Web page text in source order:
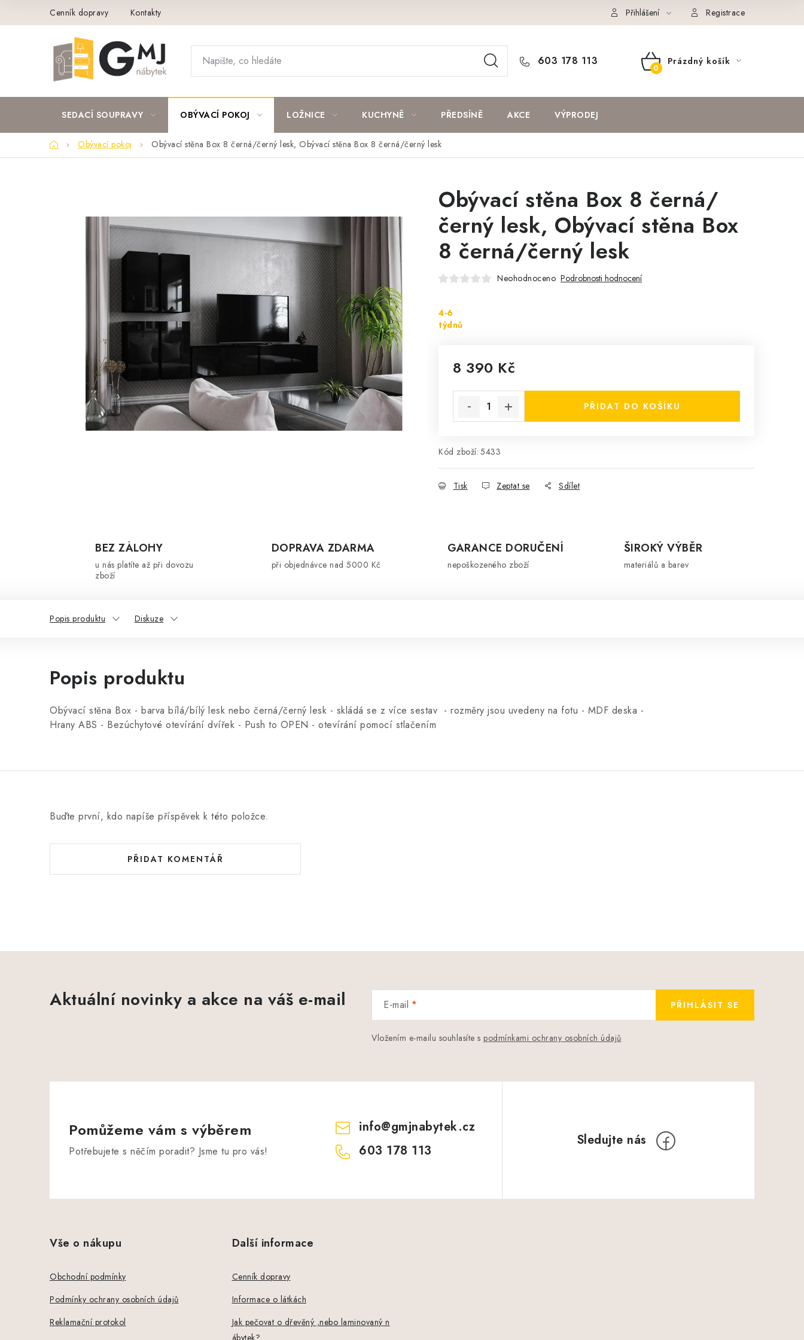
Cenník dopravy Kontakty Přihlášení Registrace
603 178 113
NÁKUPNÍ
Prázdný košík
SEDACÍ SOUPRAVY OBÝVACÍ POKOJ LOŽNICE KUCHYNĚ PŘEDSÍNĚ AKCE VÝPRODEJ
DomůObývací pokoj Obývací stěna Box 8 černá/černý lesk, Obývací stěna Box 8 černá/černý lesk
Obývací stěna Box 8 černá/
černý lesk, Obývací stěna Box
8 černá/černý lesk
Neohodnoceno Podrobnosti hodnocení
4-6
týdnů
8 390 Kč
PŘIDAT DO KOŠÍKU
Kód zboží: 5433
Tisk Zeptat se Sdílet
BEZ ZÁLOHY
u nás platíte až při dovozu
zboží
DOPRAVA ZDARMA
při objednávce nad 5000 Kč
GARANCE DORUČENÍ
nepoškozeného zboží
ŠIROKÝ VÝBĚR
materiálů a barev
Popis produktu Diskuze
Popis produktu
Obývací stěna Box - barva bílá/bílý lesk nebo černá/černý lesk - skládá se z více sestav - rozměry jsou uvedeny na fotu - MDF deska -
Hrany ABS - Bezúchytové otevírání dvířek - Push to OPEN - otevírání pomocí stlačením
Buďte první, kdo napíše příspěvek k této položce.
PŘIDAT KOMENTÁŘ
Aktuální novinky a akce na váš e-mail E-mail
Vložením e-mailu souhlasíte s podmínkami ochrany osobních údajů
PŘIHLÁSIT SE
Pomůžeme vám s výběrem
Potřebujete s něčím poradit? Jsme tu pro vás!
info@gmjnabytek.cz
603 178 113
Vše o nákupu
Obchodní podmínky
Podmínky ochrany osobních údajů
Reklamační protokol
Další informace
Cenník dopravy
Informace o látkách
Jak pečovat o dřevěný ,nebo laminovaný n
ábytek?